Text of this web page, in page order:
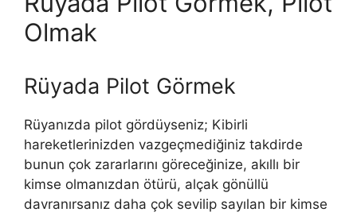
Olmak
Rüyada Pilot Görmek
Rüyanızda pilot gördüyseniz; Kibirli
hareketlerinizden vazgeçmediğiniz takdirde
bunun çok zararlarını göreceğinize, akıllı bir
kimse olmanızdan ötürü, alçak gönüllü
davranırsanız daha çok sevilip sayılan bir kimse